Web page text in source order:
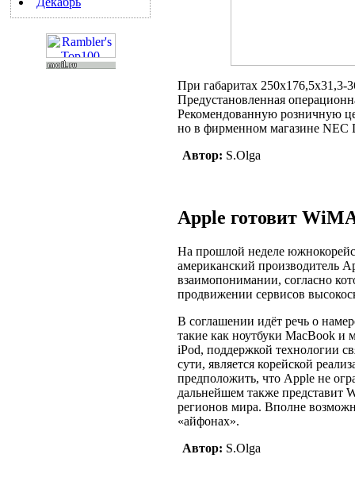
При габаритах 250х176,5х31,3-
Предустановленная
Рекомендованную розничную
но в фирменном магазине NEC
Автор: S.Olga
Apple готовит
На прошлой неделе
американский производитель
взаимопонимании, согласно
продвижении сервисов
В соглашении идёт речь о
такие как ноутбуки MacBook
iPod, поддержкой технологии
сути, является корейской
предположить, что Apple не
дальнейшем также представит
регионов мира. Вполне
«айфонах».
Автор: S.Olga